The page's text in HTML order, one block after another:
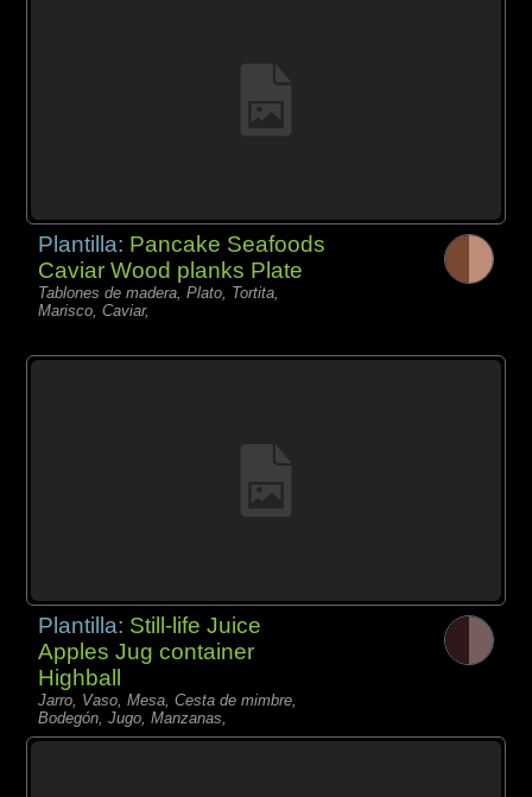
Plantilla: Pancake Seafoods
Caviar Wood planks Plate
Tablones de madera, Plato, Tortita,
Marisco, Caviar,
Plantilla: Still-life Juice
Apples Jug container
Highball
Jarro, Vaso, Mesa, Cesta de mimbre,
Bodegón, Jugo, Manzanas,